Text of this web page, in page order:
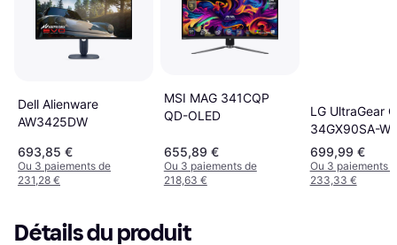
Dell Alienware
AW3425DW
693,85 €
Ou 3 paiements de
231,28 €
MSI MAG 341CQP
QD-OLED
655,89 €
Ou 3 paiements de
218,63 €
LG UltraGear
34GX90SA-W
699,99 €
Ou 3 paiements
233,33 €
Détails du produit